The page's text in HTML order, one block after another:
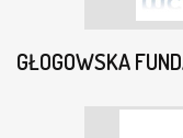
GŁOGOWSKA